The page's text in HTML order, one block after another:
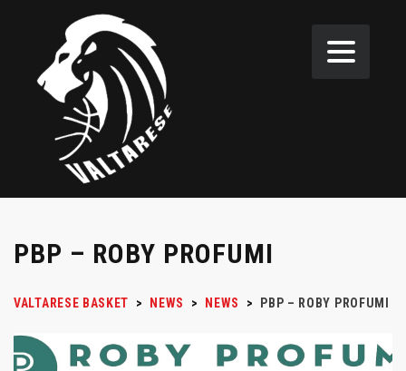
PBP – ROBY PROFUMI
VALTARESE BASKET > NEWS > NEWS > PBP – ROBY PROFUMI